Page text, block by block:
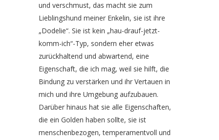
und verschmust, das macht sie zum
Lieblingshund meiner Enkelin, sie ist ihre
„Dodelie“. Sie ist kein „hau-drauf-jetzt-
komm-ich“-Typ, sondern eher etwas
zurückhaltend und abwartend, eine
Eigenschaft, die ich mag, weil sie hilft, die
Bindung zu verstärken und ihr Vertauen in
mich und ihre Umgebung aufzubauen.
Darüber hinaus hat sie alle Eigenschaften,
die ein Golden haben sollte, sie ist
menschenbezogen, temperamentvoll und